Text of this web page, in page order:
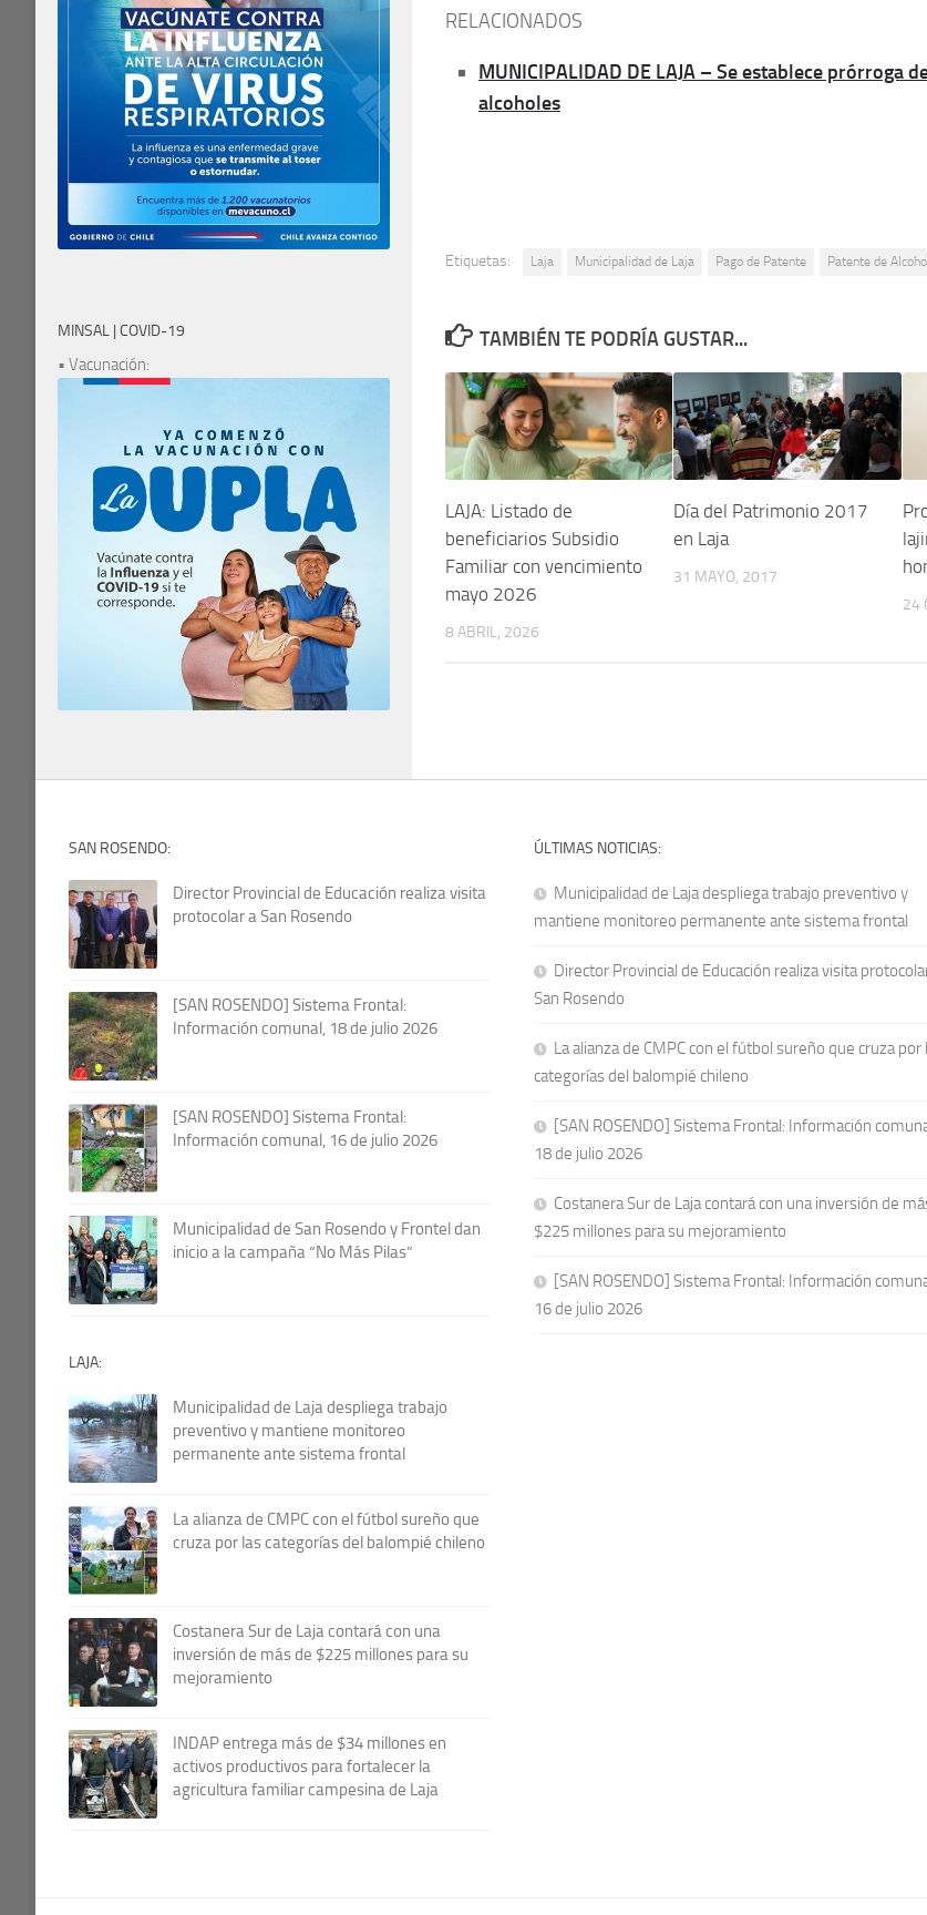
RELACIONADOS
MUNICIPALIDAD DE LAJA – Se establece prórroga
alcoholes
Etiquetas: Laja Municipalidad de Laja Pago de Patente Patente de
TAMBIÉN TE PODRÍA GUSTAR...
LAJA: Listado de
beneficiarios Subsidio
Familiar con vencimiento
mayo 2026
8 ABRIL, 2026
Día del Patrimonio 2017
en Laja
31 MAYO, 2017
24
MINSAL | COVID-19
• Vacunación:
SAN ROSENDO:
Director Provincial de Educación realiza visita
protocolar a San Rosendo
[SAN ROSENDO] Sistema Frontal:
Información comunal, 18 de julio 2026
[SAN ROSENDO] Sistema Frontal:
Información comunal, 16 de julio 2026
Municipalidad de San Rosendo y Frontel dan
inicio a la campaña “No Más Pilas”
LAJA:
Municipalidad de Laja despliega trabajo
preventivo y mantiene monitoreo
permanente ante sistema frontal
La alianza de CMPC con el fútbol sureño que
cruza por las categorías del balompié chileno
Costanera Sur de Laja contará con una
inversión de más de $225 millones para su
mejoramiento
INDAP entrega más de $34 millones en
activos productivos para fortalecer la
agricultura familiar campesina de Laja
ÚLTIMAS NOTICIAS:
Municipalidad de Laja despliega trabajo preventivo y
mantiene monitoreo permanente ante sistema frontal
Director Provincial de Educación realiza visita
San Rosendo
La alianza de CMPC con el fútbol sureño que cruza por
categorías del balompié chileno
[SAN ROSENDO] Sistema Frontal: Información
18 de julio 2026
Costanera Sur de Laja contará con una inversión de
$225 millones para su mejoramiento
[SAN ROSENDO] Sistema Frontal: Información
16 de julio 2026